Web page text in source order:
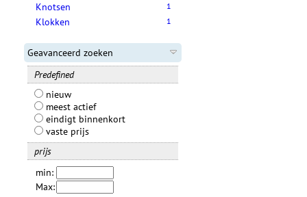
Knotsen 1
Klokken 1
Geavanceerd zoeken
Predefined
nieuw
meest actief
eindigt binnenkort
vaste prijs
prijs
min:
Max: